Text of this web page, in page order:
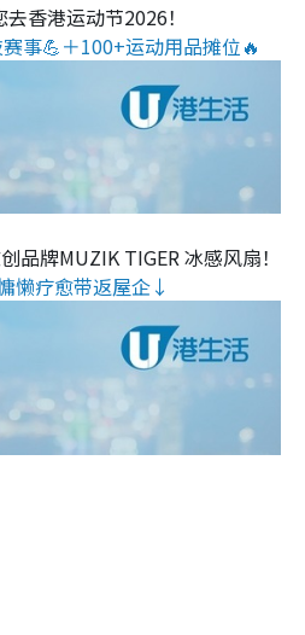
去香港运动节2026！
事💪＋100+运动用品摊位🔥
品牌MUZIK TIGER 冰感风扇！
懒疗愈带返屋企↓